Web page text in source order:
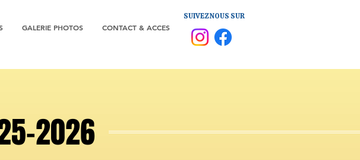
GALERIE PHOTOS CONTACT & ACCES
SUIVEZ NOUS SUR
2026